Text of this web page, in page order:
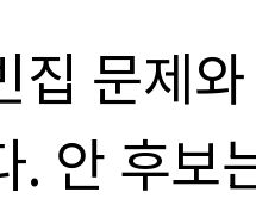
집 문제
. 안 후보